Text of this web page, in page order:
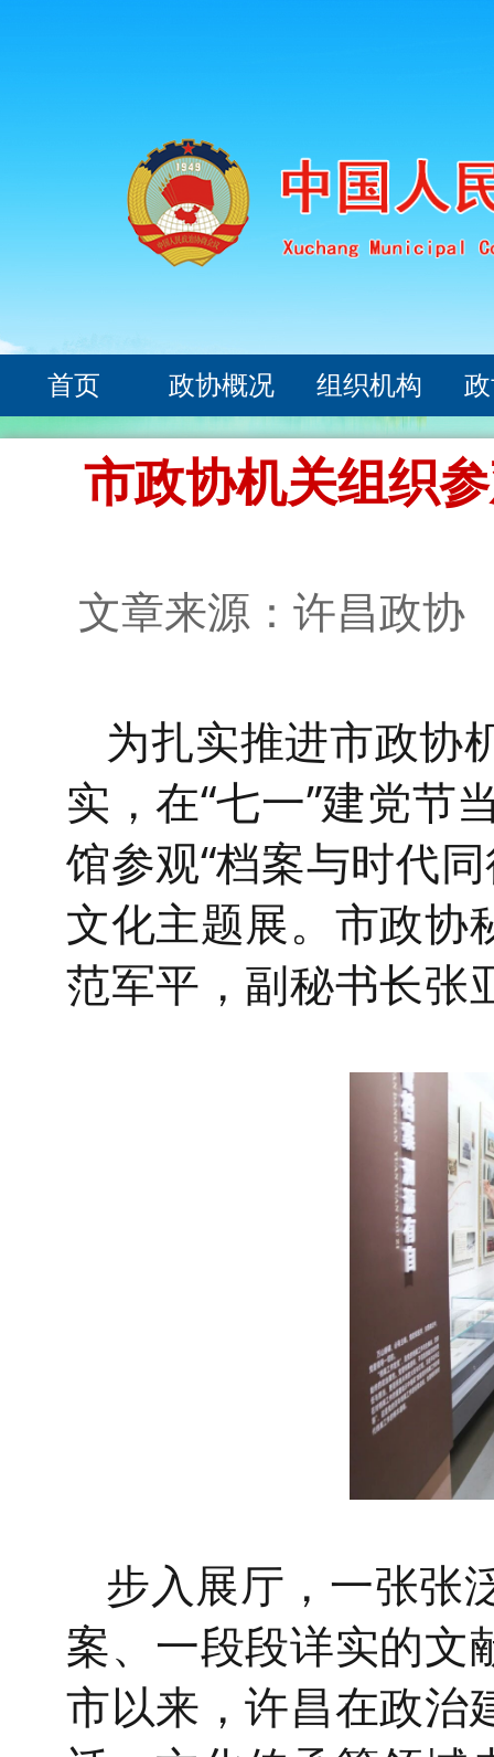
首页 政协概况 组织机构
市政协机关组织
文章来源：许昌政
为扎实推进市政协
实，在“七一”建党节
馆参观“档案与时代
文化主题展。市政协
范军平，副秘书长张
步入展厅，一张张
案、一段段详实的文
市以来，许昌在政治